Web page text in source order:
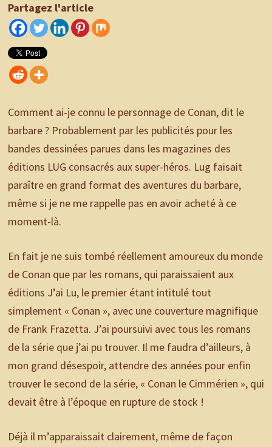
Partagez l'article
Comment ai-je connu le personnage de Conan, dit le
barbare ? Probablement par les publicités pour les
bandes dessinées parues dans les magazines des
éditions LUG consacrés aux super-héros. Lug faisait
paraître en grand format des aventures du barbare,
même si je ne me rappelle pas en avoir acheté à ce
moment-là.
En fait je ne suis tombé réellement amoureux du monde
de Conan que par les romans, qui paraissaient aux
éditions J’ai Lu, le premier étant intitulé tout
simplement « Conan », avec une couverture magnifique
de Frank Frazetta. J’ai poursuivi avec tous les romans
de la série que j’ai pu trouver. Il me faudra d’ailleurs, à
mon grand désespoir, attendre des années pour enfin
trouver le second de la série, « Conan le Cimmérien », qui
devait être à l’époque en rupture de stock !
Déjà il m’apparaissait clairement, même de façon